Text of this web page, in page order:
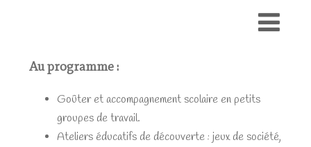
Au programme :
Goûter et accompagnement scolaire en petits
groupes de travail.
Ateliers éducatifs de découverte : jeux de société,